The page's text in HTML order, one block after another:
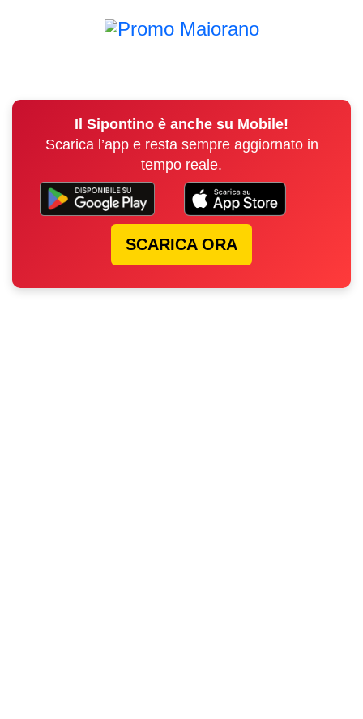
Il Sipontino è anche su Mobile!
Scarica l’app e resta sempre aggiornato in
tempo reale.
SCARICA ORA